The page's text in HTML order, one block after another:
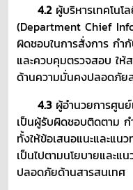
4.2ผู้บริหารเทคโนโ
(Department Chief
ผิดชอบในการสั่งการ กำ
และควบคุมตรวจสอบ ใ
ด้านความมั่นคงปลอดภัย
4.3ผู้อำนวยการศูนย์
เป็นผู้รับผิดชอบติดตาม
ทั้งให้ข้อเสนอแนะและแน
เป็นไปตามนโยบายและแ
ปลอดภัยด้านสารสนเทศ